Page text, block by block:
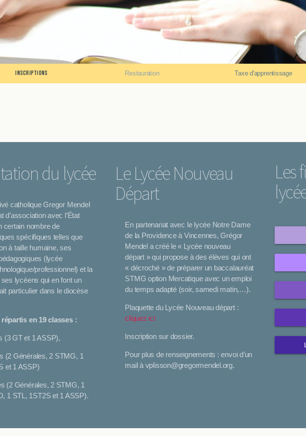
Inscriptions Restauration Taxe d'apprentissage
du lycée
catholique Gregor Mendel
d’association avec l’État
certain nombre de
spécifiques telles que
à taille humaine, ses
(lycée
professionnel) et la
lycéens qui en font un
particulier dans le diocèse
répartis en 19 classes :
(3 GT et 1 ASSP),
(2 Générales, 2 STMG, 1
et 1 ASSP)
(2 Générales, 2 STMG, 1
1 STL, 1ST2S et 1 ASSP).
Le Lycée Nouveau
Départ
En partenariat avec le lycée Notre Dame
de la Providence à Vincennes, Grégor
Mendel a créé le « Lycée nouveau
départ » qui propose à des élèves qui ont
« décroché » de préparer un baccalauréat
STMG option Mercatique avec un emploi
du temps adapté (soir, samedi matin,…).
Plaquette du Lycée Nouveau départ :
cliquez ici
Inscription sur dossier.
Pour plus de renseignements : envoi d’un
mail à vplisson@gregormendel.org.
Les